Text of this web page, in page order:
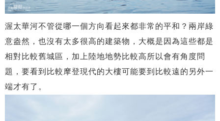
渥太華河不管從哪一個方向看起來都非常的平和？兩岸綠
意盎然，也沒有太多很高的建築物，大概是因為這些都是
相對比較舊城區，加上陸地地勢比較高所以會有角度問
題，要看到比較摩登現代的大樓可能要到比較遠的另外一
端才有了。